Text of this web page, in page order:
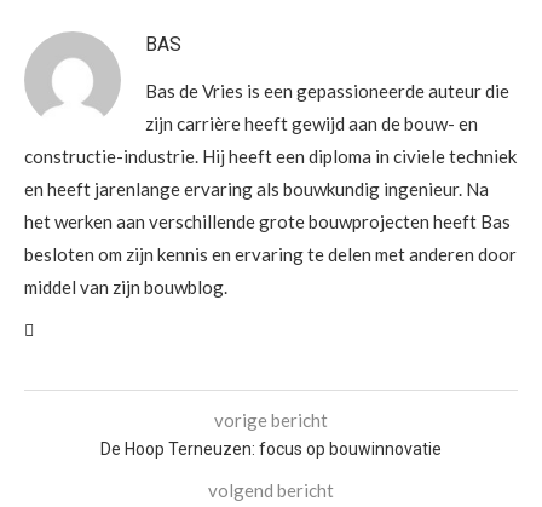
BAS
Bas de Vries is een gepassioneerde auteur die
zijn carrière heeft gewijd aan de bouw- en
constructie-industrie. Hij heeft een diploma in civiele techniek
en heeft jarenlange ervaring als bouwkundig ingenieur. Na
het werken aan verschillende grote bouwprojecten heeft Bas
besloten om zijn kennis en ervaring te delen met anderen door
middel van zijn bouwblog.
vorige bericht
De Hoop Terneuzen: focus op bouwinnovatie
volgend bericht